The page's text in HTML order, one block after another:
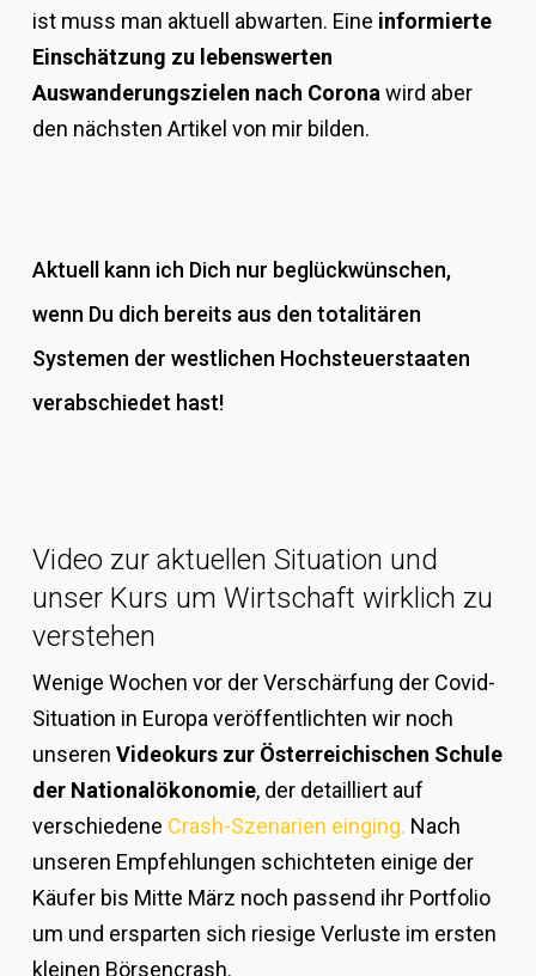
ist muss man aktuell abwarten. Eine informierte
Einschätzung zu lebenswerten
Auswanderungszielen nach Corona wird aber
den nächsten Artikel von mir bilden.
Aktuell kann ich Dich nur beglückwünschen,
wenn Du dich bereits aus den totalitären
Systemen der westlichen Hochsteuerstaaten
verabschiedet hast!
Video zur aktuellen Situation und
unser Kurs um Wirtschaft wirklich zu
verstehen
Wenige Wochen vor der Verschärfung der Covid-
Situation in Europa veröffentlichten wir noch
unseren Videokurs zur Österreichischen Schule
der Nationalökonomie, der detailliert auf
verschiedene Crash-Szenarien einging. Nach
unseren Empfehlungen schichteten einige der
Käufer bis Mitte März noch passend ihr Portfolio
um und ersparten sich riesige Verluste im ersten
kleinen Börsencrash.